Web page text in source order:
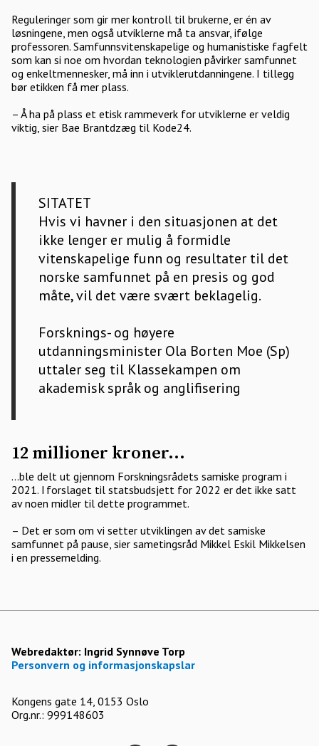
Reguleringer som gir mer kontroll til brukerne, er én av
løsningene, men også utviklerne må ta ansvar, ifølge
professoren. Samfunnsvitenskapelige og humanistiske fagfelt
som kan si noe om hvordan teknologien påvirker samfunnet
og enkeltmennesker, må inn i utviklerutdanningene. I tillegg
bør etikken få mer plass.
– Å ha på plass et etisk rammeverk for utviklerne er veldig
viktig, sier Bae Brantdzæg til Kode24.
SITATET
Hvis vi havner i den situasjonen at det
ikke lenger er mulig å formidle
vitenskapelige funn og resultater til det
norske samfunnet på en presis og god
måte, vil det være svært beklagelig.
Forsknings- og høyere
utdanningsminister Ola Borten Moe (Sp)
uttaler seg til Klassekampen om
akademisk språk og anglifisering
12 millioner kroner...
...ble delt ut gjennom Forskningsrådets samiske program i
2021. I forslaget til statsbudsjett for 2022 er det ikke satt
av noen midler til dette programmet.
– Det er som om vi setter utviklingen av det samiske
samfunnet på pause, sier sametingsråd Mikkel Eskil Mikkelsen
i en pressemelding.
Webredaktør: Ingrid Synnøve Torp
Personvern og informasjonskapslar
Kongens gate 14, 0153 Oslo
Org.nr.: 999148603